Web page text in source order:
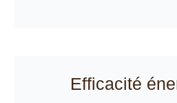
Efficacité